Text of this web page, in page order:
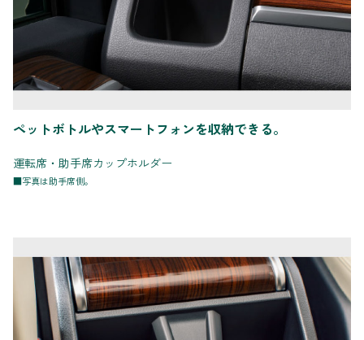
ペットボトルやスマートフォンを収納できる。
運転席・助手席カップホルダー
■写真は助手席側。